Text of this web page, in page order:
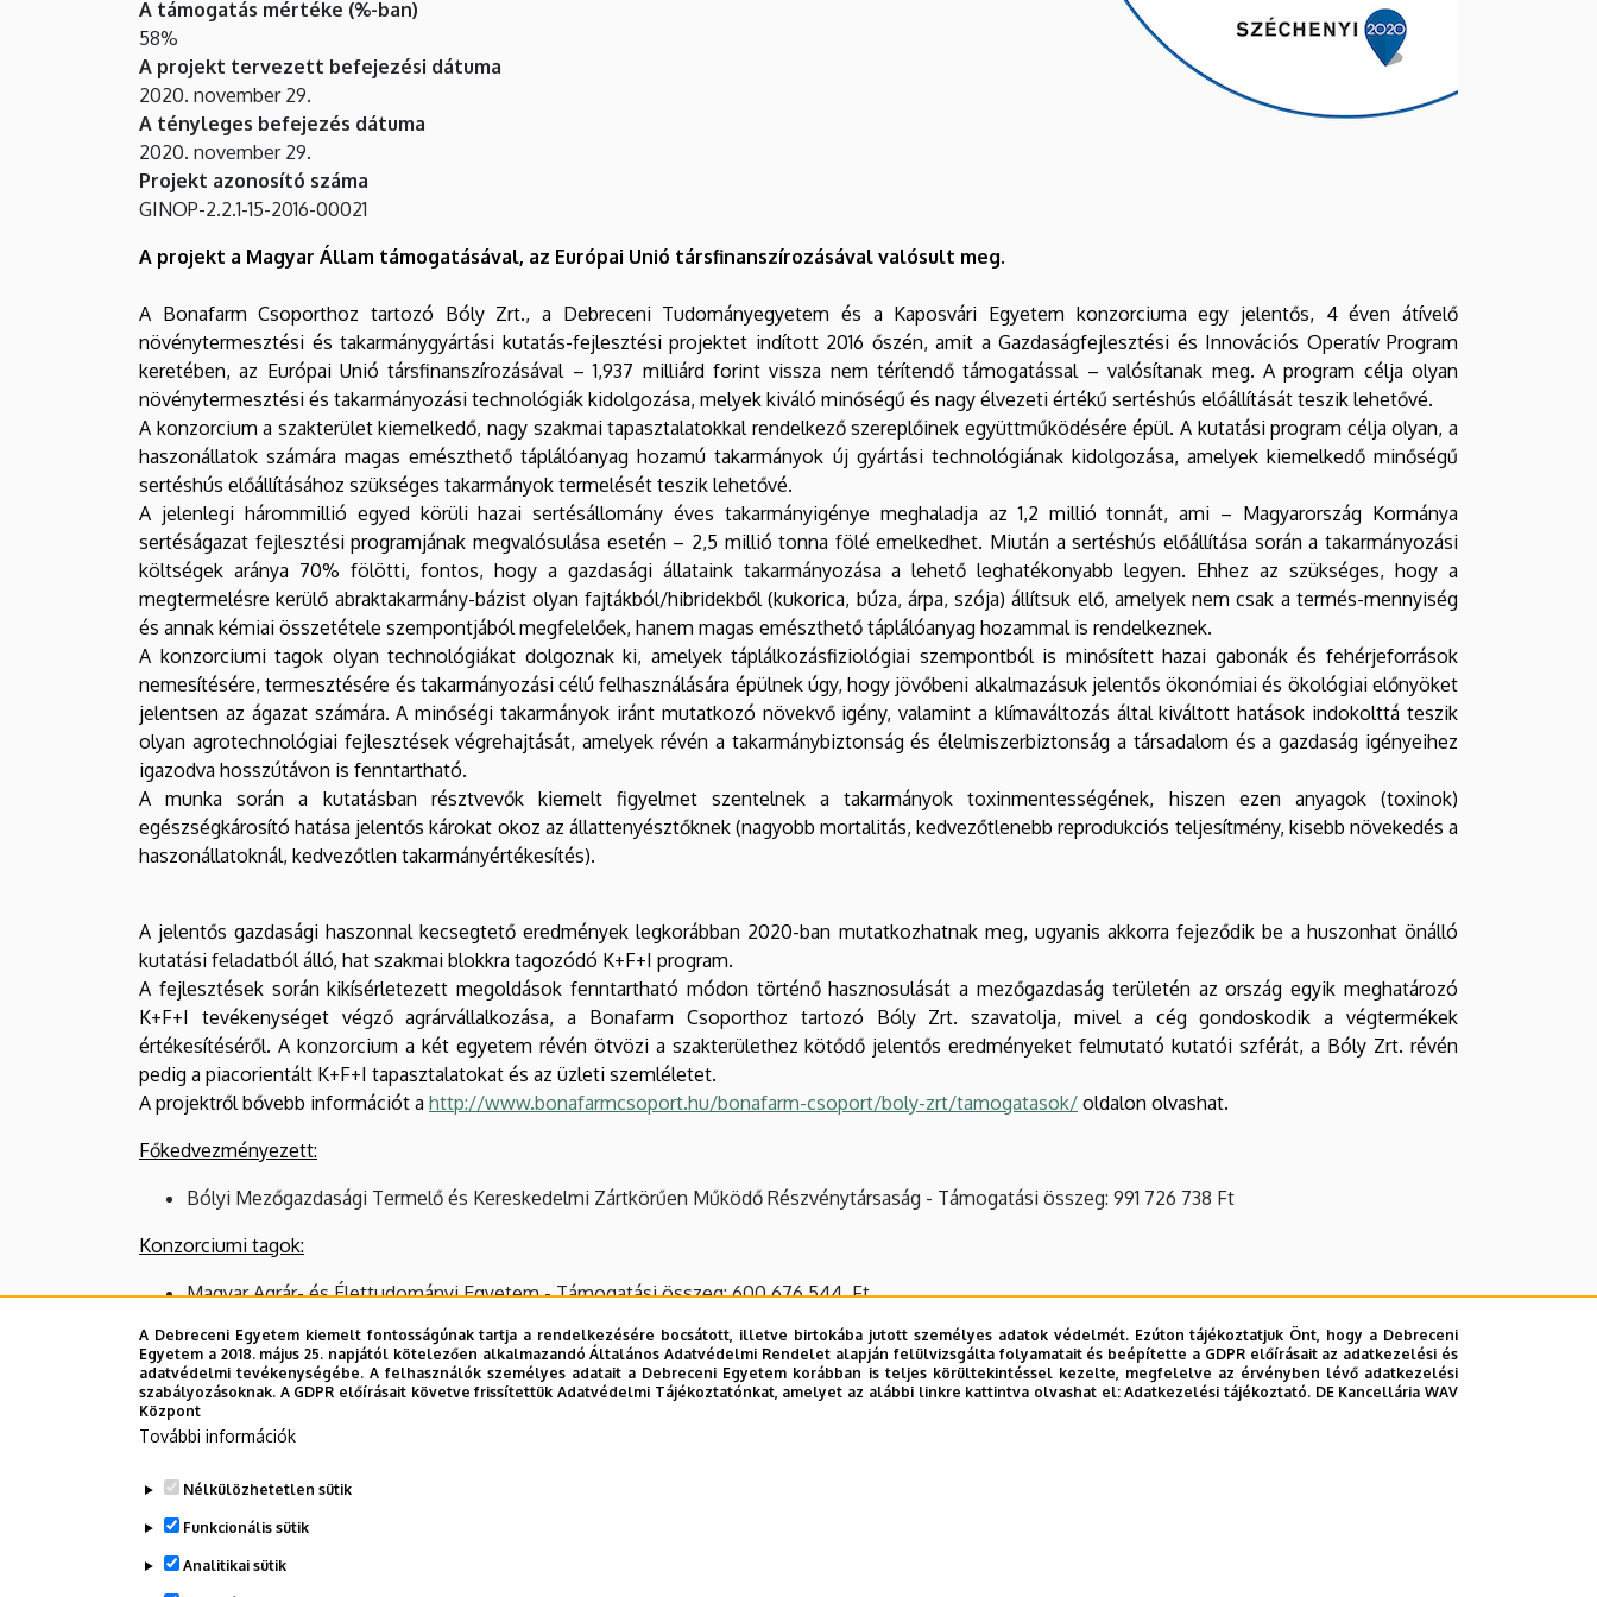
A támogatás mértéke (%-ban)
58%
A projekt tervezett befejezési dátuma
2020. november 29.
A tényleges befejezés dátuma
2020. november 29.
Projekt azonosító száma
GINOP-2.2.1-15-2016-00021
A projekt a Magyar Állam támogatásával, az Európai Unió társfinanszírozásával valósult meg.
A Bonafarm Csoporthoz tartozó Bóly Zrt., a Debreceni Tudományegyetem és a Kaposvári Egyetem konzorciuma egy jelentős, 4 éven átívelő
növénytermesztési és takarmánygyártási kutatás-fejlesztési projektet indított 2016 őszén, amit a Gazdaságfejlesztési és Innovációs Operatív Program
keretében, az Európai Unió társfinanszírozásával – 1,937 milliárd forint vissza nem térítendő támogatással – valósítanak meg. A program célja olyan
növénytermesztési és takarmányozási technológiák kidolgozása, melyek kiváló minőségű és nagy élvezeti értékű sertéshús előállítását teszik lehetővé.
A konzorcium a szakterület kiemelkedő, nagy szakmai tapasztalatokkal rendelkező szereplőinek együttműködésére épül. A kutatási program célja olyan, a
haszonállatok számára magas emészthető táplálóanyag hozamú takarmányok új gyártási technológiának kidolgozása, amelyek kiemelkedő minőségű
sertéshús előállításához szükséges takarmányok termelését teszik lehetővé.
A jelenlegi hárommillió egyed körüli hazai sertésállomány éves takarmányigénye meghaladja az 1,2 millió tonnát, ami – Magyarország Kormánya
sertéságazat fejlesztési programjának megvalósulása esetén – 2,5 millió tonna fölé emelkedhet. Miután a sertéshús előállítása során a takarmányozási
költségek aránya 70% fölötti, fontos, hogy a gazdasági állataink takarmányozása a lehető leghatékonyabb legyen. Ehhez az szükséges, hogy a
megtermelésre kerülő abraktakarmány-bázist olyan fajtákból/hibridekből (kukorica, búza, árpa, szója) állítsuk elő, amelyek nem csak a termés-mennyiség
és annak kémiai összetétele szempontjából megfelelőek, hanem magas emészthető táplálóanyag hozammal is rendelkeznek.
A konzorciumi tagok olyan technológiákat dolgoznak ki, amelyek táplálkozásfiziológiai szempontból is minősített hazai gabonák és fehérjeforrások
nemesítésére, termesztésére és takarmányozási célú felhasználására épülnek úgy, hogy jövőbeni alkalmazásuk jelentős ökonómiai és ökológiai előnyöket
jelentsen az ágazat számára. A minőségi takarmányok iránt mutatkozó növekvő igény, valamint a klímaváltozás által kiváltott hatások indokolttá teszik
olyan agrotechnológiai fejlesztések végrehajtását, amelyek révén a takarmánybiztonság és élelmiszerbiztonság a társadalom és a gazdaság igényeihez
igazodva hosszútávon is fenntartható.
A munka során a kutatásban résztvevők kiemelt figyelmet szentelnek a takarmányok toxinmentességének, hiszen ezen anyagok (toxinok)
egészségkárosító hatása jelentős károkat okoz az állattenyésztőknek (nagyobb mortalitás, kedvezőtlenebb reprodukciós teljesítmény, kisebb növekedés a
haszonállatoknál, kedvezőtlen takarmányértékesítés).
A jelentős gazdasági haszonnal kecsegtető eredmények legkorábban 2020-ban mutatkozhatnak meg, ugyanis akkorra fejeződik be a huszonhat önálló
kutatási feladatból álló, hat szakmai blokkra tagozódó K+F+I program.
A fejlesztések során kikísérletezett megoldások fenntartható módon történő hasznosulását a mezőgazdaság területén az ország egyik meghatározó
K+F+I tevékenységet végző agrárvállalkozása, a Bonafarm Csoporthoz tartozó Bóly Zrt. szavatolja, mivel a cég gondoskodik a végtermékek
értékesítéséről. A konzorcium a két egyetem révén ötvözi a szakterülethez kötődő jelentős eredményeket felmutató kutatói szférát, a Bóly Zrt. révén
pedig a piacorientált K+F+I tapasztalatokat és az üzleti szemléletet.
A projektről bővebb információt a http://www.bonafarmcsoport.hu/bonafarm-csoport/boly-zrt/tamogatasok/ oldalon olvashat.
Főkedvezményezett:
Bólyi Mezőgazdasági Termelő és Kereskedelmi Zártkörűen Működő Részvénytársaság - Támogatási összeg: 991 726 738 Ft
Konzorciumi tagok:
Magyar Agrár- és Élettudományi Egyetem - Támogatási összeg: 600 676 544 Ft
A Debreceni Egyetem kiemelt fontosságúnak tartja a rendelkezésére bocsátott, illetve birtokába jutott személyes adatok védelmét. Ezúton tájékoztatjuk Önt, hogy a Debreceni
Egyetem a 2018. május 25. napjától kötelezően alkalmazandó Általános Adatvédelmi Rendelet alapján felülvizsgálta folyamatait és beépítette a GDPR előírásait az adatkezelési és
adatvédelmi tevékenységébe. A felhasználók személyes adatait a Debreceni Egyetem korábban is teljes körültekintéssel kezelte, megfelelve az érvényben lévő adatkezelési
szabályozásoknak. A GDPR előírásait követve frissítettük Adatvédelmi Tájékoztatónkat, amelyet az alábbi linkre kattintva olvashat el:Adatkezelési tájékoztató. DE Kancellária WAV
Központ
További információk
Nélkülözhetetlen sütik
Funkcionális sütik
Analitikai sütik